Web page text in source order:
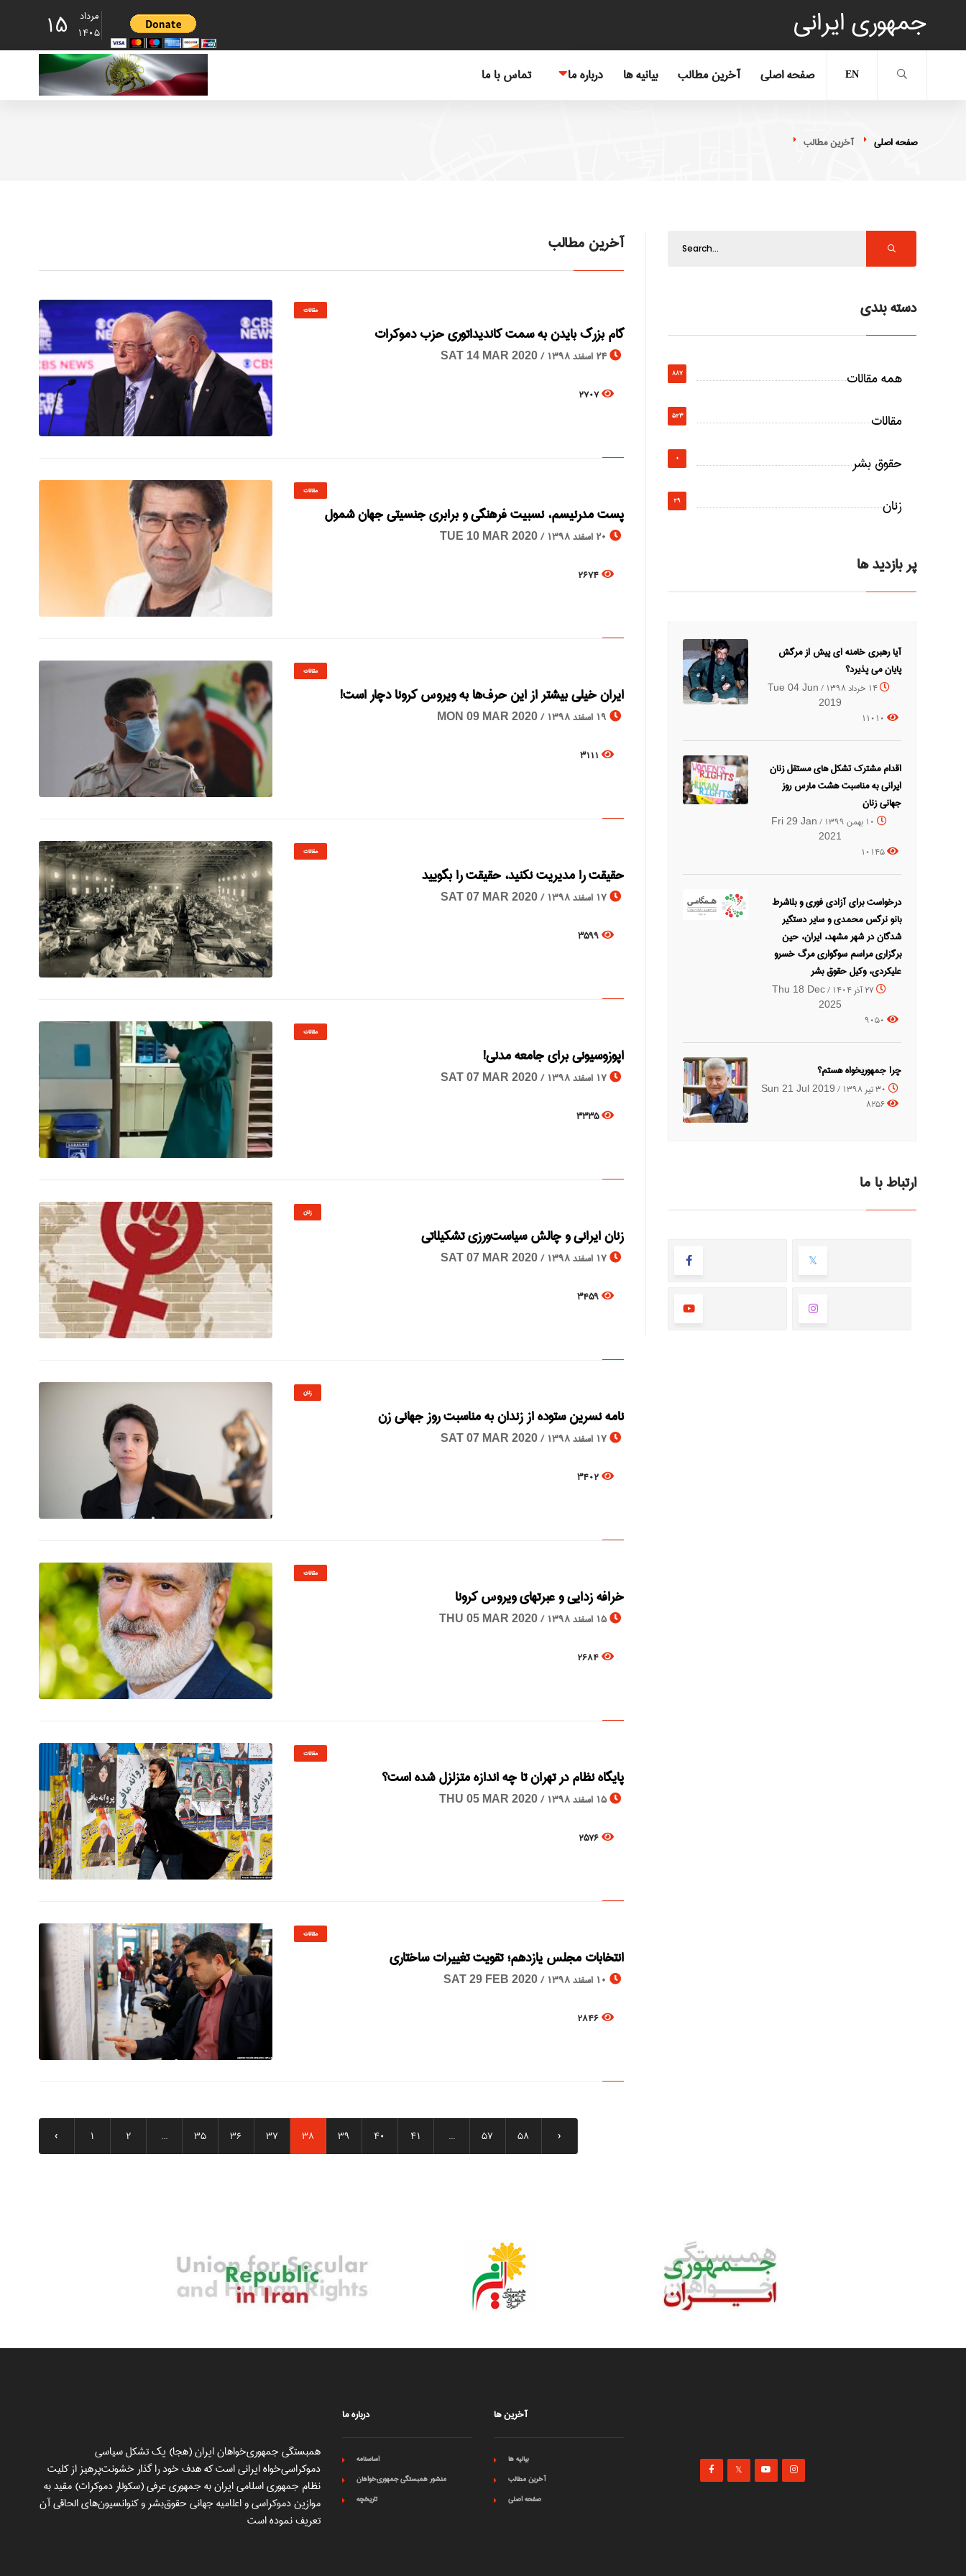
15
مرداد
1405
جمهوری ایرانی
EN تماس با ما درباره ما بیانیه ها آخرین مطالب صفحه اصلی
صفحه اصلی آخرین مطالب
آخرین مطالب
مقالات
گام بزرگ بایدن به سمت کاندیداتوری حزب دموکرات
24 اسفند 1398 / SAT 14 MAR 2020
2707
مقالات
پست مدرنیسم، نسبیت فرهنگی و برابری جنسیتی جهان شمول
20 اسفند 1398 / TUE 10 MAR 2020
2674
مقالات
ایران خیلی بیشتر از این حرف‌ها به ویروس کرونا دچار است!
19 اسفند 1398 / MON 09 MAR 2020
3111
مقالات
حقیقت را مدیریت نکنید،‌ حقیقت را بگویید
17 اسفند 1398 / SAT 07 MAR 2020
3599
مقالات
اپوزوسیونی برای جامعه مدنی!
17 اسفند 1398 / SAT 07 MAR 2020
3335
زنان
زنان ایرانی و چالش سیاست‌ورزی تشکیلاتی
17 اسفند 1398 / SAT 07 MAR 2020
3459
زنان
نامه نسرین ستوده از زندان به مناسبت روز جهانی زن
17 اسفند 1398 / SAT 07 MAR 2020
3402
مقالات
خرافه زدایی و عبرتهای ویروس کرونا
15 اسفند 1398 / THU 05 MAR 2020
2684
مقالات
پایگاه نظام در تهران تا چه اندازه متزلزل شده است؟
15 اسفند 1398 / THU 05 MAR 2020
2576
مقالات
انتخابات مجلس یازدهم؛ تقویت تغییرات ساختاری
10 اسفند 1398 / SAT 29 FEB 2020
2846
‹ 1 2 ... 35 36 37 38 39 40 41 ... 57 58 ›
دسته بندی
همه مقالات 887
مقالات 523
حقوق بشر 0
زنان 29
پر بازدید ها
آیا رهبری خامنه ای پیش از مرگش
پایان می پذیرد؟
14 خرداد 1398 /
Tue 04 Jun
2019
11010
اقدام مشترک تشکل های مستقل زنان
ایرانی به مناسبت هشت مارس روز
جهانی زنان
Fri 29 Jan
2021
10145
درخواست برای آزادی فوری و بلاشرط
بانو نرگس محمدی و سایر دستگیر
شدگان در شهر مشهد، ایران، حین
برگزاری مراسم سوگواری مرگ خسرو
علیکردی، وکیل حقوق بشر
Thu 18 Dec
2025
9050
چرا جمهوریخواه هستم؟
30 تیر 1398 / Sun 21 Jul 2019
8256
ارتباط با ما
همبستگی جمهوری‌خواهان ایران (هجا) یک تشکل سیاسی
دموکراسی‌خواه ایرانی است که هدف خود را گذار خشونت‌پرهیز از کلیت
نظام جمهوری اسلامی ایران به جمهوری عرفی (سکولار دموکرات) مقید به
موازین دموکراسی و اعلامیه جهانی حقوق‌بشر و کنوانسیون‌های الحاقی آن
تعریف نموده است
درباره ما
اساسنامه
منشور همبستگی جمهوری‌خواهان
تاریخچه
آخرین ها
بیانیه ها
آخرین مطالب
صفحه اصلی